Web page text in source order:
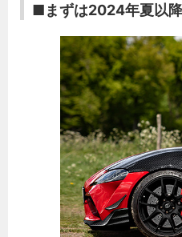
■まずは2024年夏以降